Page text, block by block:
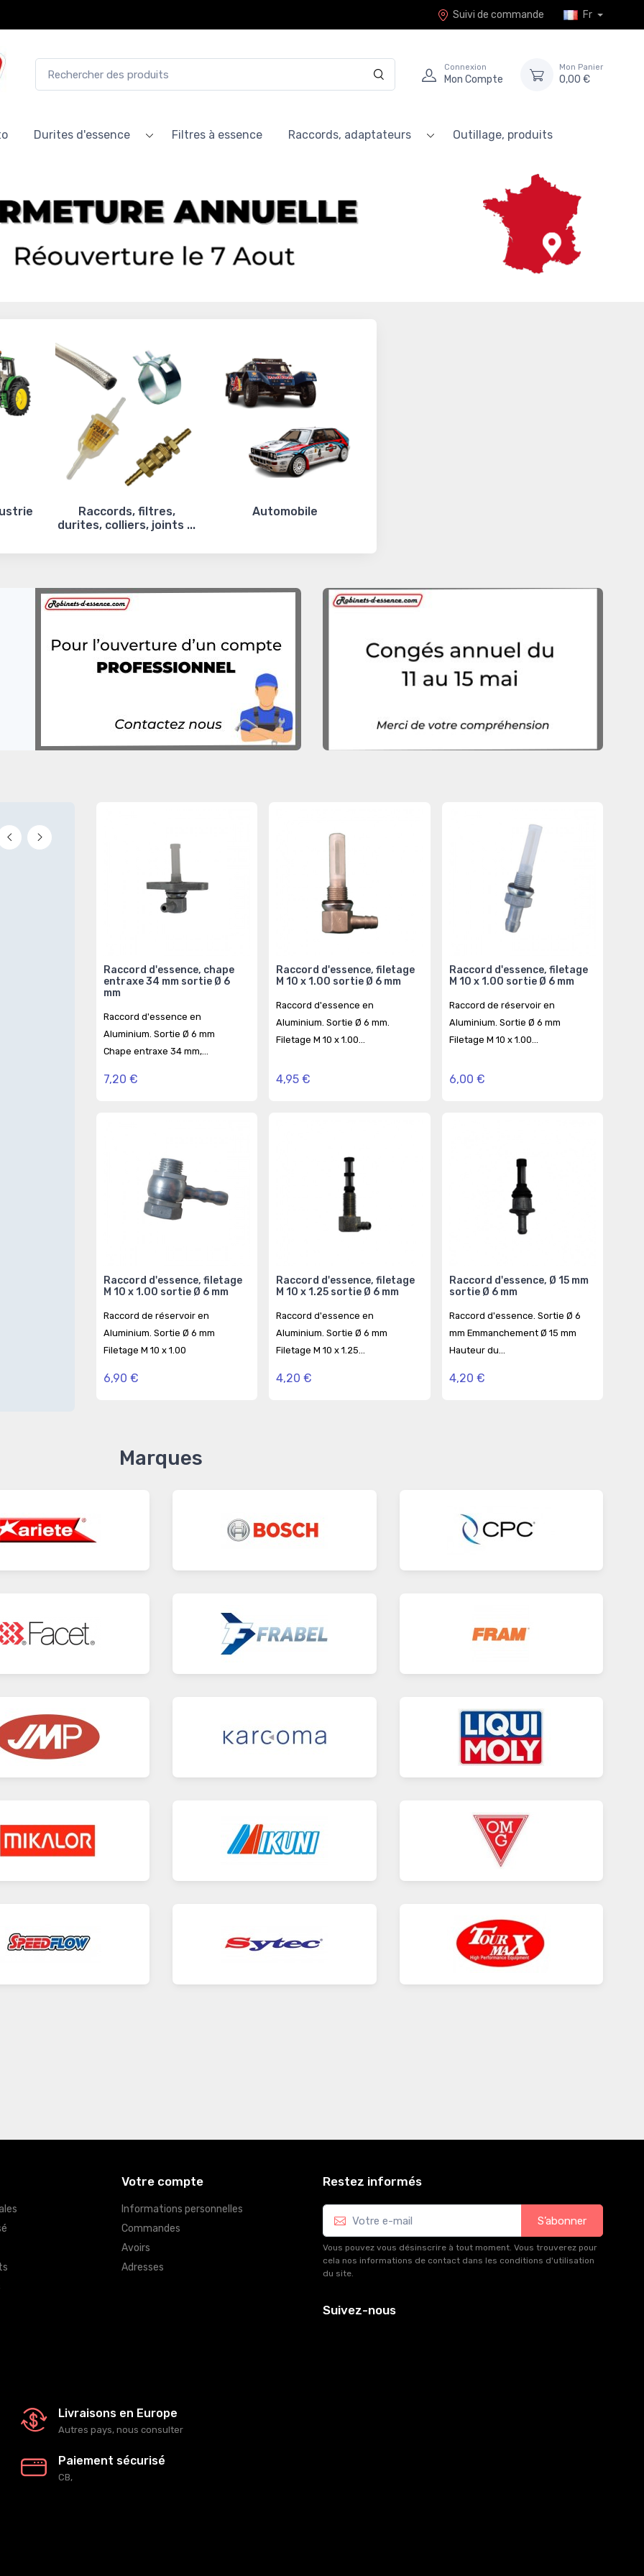
Suivi de commande Fr
Connexion
Mon Compte
Mon Panier
0,00 €
Durites d'essence Filtres à essence Raccords, adaptateurs Outillage, produits
Raccords, filtres,
durites, colliers, joints ...
Automobile
Raccord d'essence, chape
entraxe 34 mm sortie Ø 6
mm
Raccord d'essence en
Aluminium. Sortie Ø 6 mm
Chape entraxe 34 mm,...
7,20 €
Raccord d'essence, filetage
M 10 x 1.00 sortie Ø 6 mm
Raccord d'essence en
Aluminium. Sortie Ø 6 mm.
Filetage M 10 x 1.00...
4,95 €
Raccord d'essence, filetage
M 10 x 1.00 sortie Ø 6 mm
Raccord de réservoir en
Aluminium. Sortie Ø 6 mm
Filetage M 10 x 1.00...
6,00 €
Raccord d'essence, filetage
M 10 x 1.00 sortie Ø 6 mm
Raccord de réservoir en
Aluminium. Sortie Ø 6 mm
Filetage M 10 x 1.00
6,90 €
Raccord d'essence, filetage
M 10 x 1.25 sortie Ø 6 mm
Raccord d'essence en
Aluminium. Sortie Ø 6 mm
Filetage M 10 x 1.25...
4,20 €
Raccord d'essence, Ø 15 mm
sortie Ø 6 mm
Raccord d'essence. Sortie Ø 6
mm Emmanchement Ø 15 mm
Hauteur du...
4,20 €
Marques
Votre compte
Informations personnelles
Commandes
Avoirs
Adresses
Livraisons en Europe
Autres pays, nous consulter
Paiement sécurisé
CB,
Restez informés
S’abonner
Vous pouvez vous désinscrire à tout moment. Vous trouverez pour
cela nos informations de contact dans les conditions d'utilisation
du site.
Suivez-nous